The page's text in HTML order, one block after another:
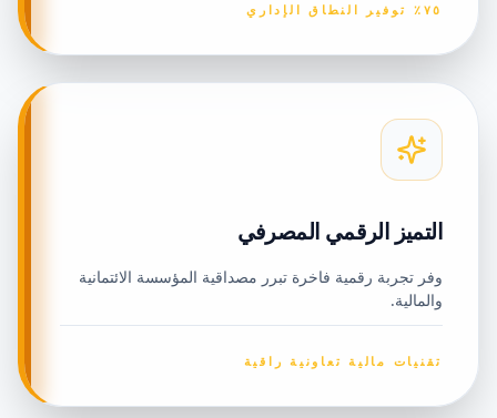
٧٥٪ توفير النطاق الإداري
التميز الرقمي المصرفي
وفر تجربة رقمية فاخرة تبرر مصداقية المؤسسة الائتمانية
والمالية.
تقنيات مالية تعاونية راقية